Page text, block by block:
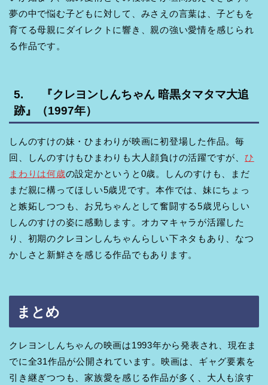
夢の中で悩む子どもに対して、みさえの言葉は、子どもを
育てる母親にダイレクトに響き、親の強い愛情を感じられ
る作品です。
5. 『クレヨンしんちゃん 暗黒タマタマ大追
跡』（1997年）
しんのすけの妹・ひまわりが映画に初登場した作品。毎
回、しんのすけもひまわりも大人顔負けの活躍ですが、 ひ
まわりは何歳の設定かというと0歳。しんのすけも、まだ
まだ親に構ってほしい5歳児です。本作では、妹にちょっ
と嫉妬しつつも、お兄ちゃんとして奮闘する5歳児らしい
しんのすけの姿に感動します。オカマキャラが活躍した
り、初期のクレヨンしんちゃんらしい下ネタもあり、なつ
かしさと新鮮さを感じる作品でもあります。
まとめ
クレヨンしんちゃんの映画は1993年から発表され、現在ま
でに全31作品が公開されています。映画は、ギャグ要素を
引き継ぎつつも、家族愛を感じる作品が多く、大人も涙す